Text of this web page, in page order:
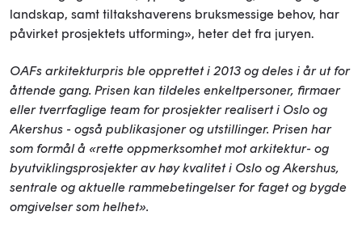
landskap, samt tiltakshaverens bruksmessige behov, har
påvirket prosjektets utforming», heter det fra juryen.
OAFs arkitekturpris ble opprettet i 2013 og deles i år ut for
åttende gang. Prisen kan tildeles enkeltpersoner, firmaer
eller tverrfaglige team for prosjekter realisert i Oslo og
Akershus - også publikasjoner og utstillinger. Prisen har
som formål å «rette oppmerksomhet mot arkitektur- og
byutviklingsprosjekter av høy kvalitet i Oslo og Akershus,
sentrale og aktuelle rammebetingelser for faget og bygde
omgivelser som helhet».